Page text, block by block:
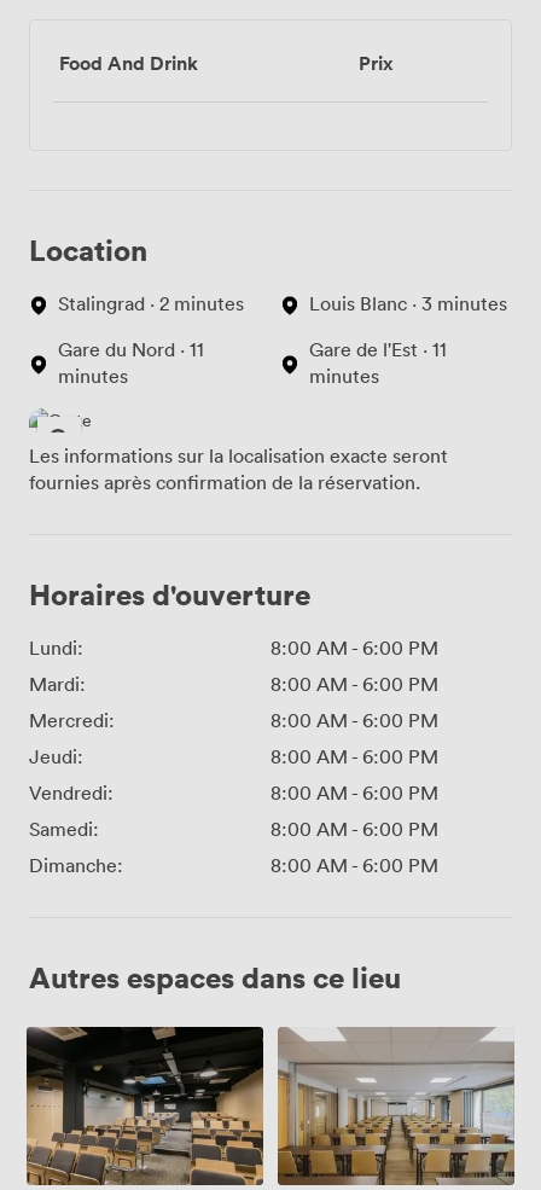
Food And Drink Prix
Location
Stalingrad · 2 minutes
Gare du Nord · 11
minutes
Louis Blanc · 3 minutes
Gare de l'Est · 11
minutes
Les informations sur la localisation exacte seront
fournies après confirmation de la réservation.
Horaires d'ouverture
Lundi: 8:00 AM - 6:00 PM
Mardi:
8:00 AM - 6:00 PM
Mercredi:
8:00 AM - 6:00 PM
Jeudi:
8:00 AM - 6:00 PM
Vendredi:
8:00 AM - 6:00 PM
Samedi:
8:00 AM - 6:00 PM
Dimanche:
8:00 AM - 6:00 PM
Autres espaces dans ce lieu
Amphithéâtre
Salle
de
80m²